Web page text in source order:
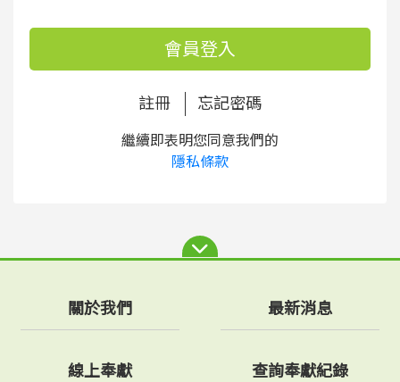
會員登入
註冊 忘記密碼
繼續即表明您同意我們的
隱私條款
關於我們 最新消息
線上奉獻 查詢奉獻紀錄